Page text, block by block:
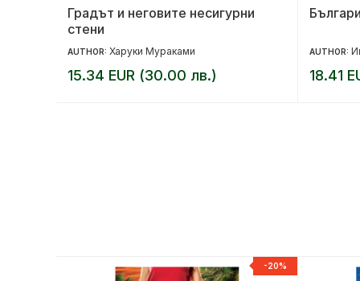
Градът и неговите несигурни
стени
AUTHOR: Харуки Мураками
15.34 EUR (30.00 лв.)
AUTHOR:
18.41
-20%